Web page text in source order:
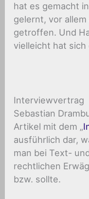
hat es gemacht
gelernt, vor
getroffen. Und
vielleicht hat
Interviewvertrag
Sebastian
Artikel mit dem „
ausführlich dar,
man bei Text-
rechtlichen
bzw. sollte.